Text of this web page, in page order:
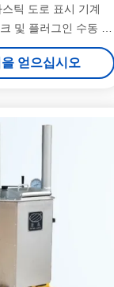
틱 도로 표시 기계
및 플러그인 수동 믹
장치
얻으십시오